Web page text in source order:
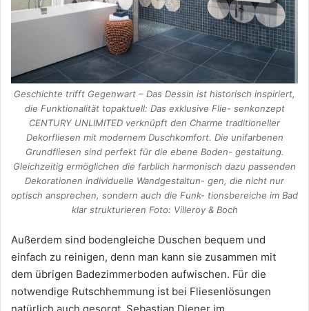
Geschichte trifft Gegenwart – Das Dessin ist historisch inspiriert,
die Funktionalität topaktuell: Das exklusive Flie- senkonzept
CENTURY UNLIMITED verknüpft den Charme traditioneller
Dekorfliesen mit modernem Duschkomfort. Die unifarbenen
Grundfliesen sind perfekt für die ebene Boden- gestaltung.
Gleichzeitig ermöglichen die farblich harmonisch dazu passenden
Dekorationen individuelle Wandgestaltun- gen, die nicht nur
optisch ansprechen, sondern auch die Funk- tionsbereiche im Bad
klar strukturieren Foto: Villeroy & Boch
Außerdem sind bodengleiche Duschen bequem und
einfach zu reinigen, denn man kann sie zusammen mit
dem übrigen Badezimmerboden aufwischen. Für die
notwendige Rutschhemmung ist bei Fliesenlösungen